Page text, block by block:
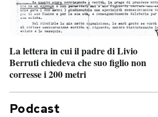
La lettera in cui il padre di Livio
Berruti chiedeva che suo figlio non
corresse i 200 metri
Podcast